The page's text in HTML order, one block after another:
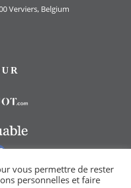
Verviers, Belgium
vous permettre de rester
personnelles et faire